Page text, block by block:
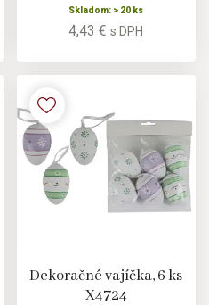
Skladom: > 20 ks
4,43 €s DPH
Dekoračné vajíčka, 6 ks
X4724